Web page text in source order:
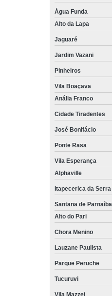
Água Funda
Alto da Lapa
Jaguaré
Jardim Vazani
Pinheiros
Vila Boaçava
Anália Franco
Cidade Tiradentes
José Bonifácio
Ponte Rasa
Vila Esperança
Alphaville
Itapecerica da Serra
Santana de Parnaíba
Alto do Pari
Chora Menino
Lauzane Paulista
Parque Peruche
Tucuruvi
Vila Mazzei